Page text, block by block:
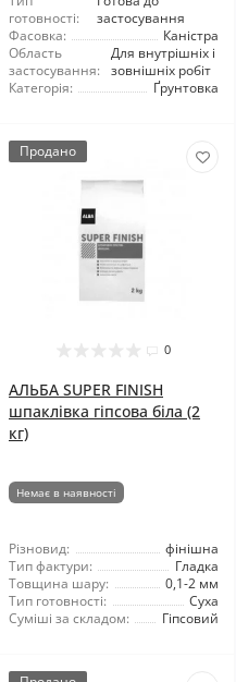
готовності:
застосування
Фасовка:
Каністра
Область
застосування:
Для внутрішніх і
зовнішніх робіт
Категорія:
Ґрунтовка
Продано
0
АЛЬБА SUPER FINISH
шпаклівка гіпсова біла (2
кг)
Немає в наявності
Різновид:
фінішна
Тип фактури:
Гладка
Товщина шару:
0,1-2 мм
Тип готовності:
Суха
Суміші за складом:
Гіпсовий